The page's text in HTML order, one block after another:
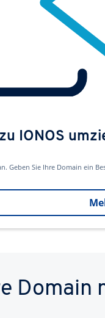
IONOS
Geben Sie Ihre Domain ein
Domain